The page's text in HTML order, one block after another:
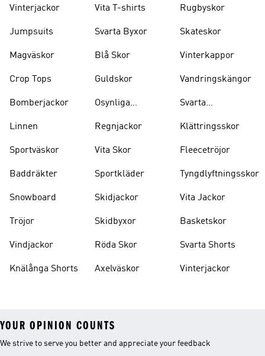
Vinterjackor
Jumpsuits
Magväskor
Crop Tops
Bomberjackor
Linnen
Sportväskor
Baddräkter
Snowboard
Tröjor
Vindjackor
Knälånga Shorts
Vita T-shirts
Svarta Byxor
Blå Skor
Guldskor
Osynliga
Regnjackor
Vita Skor
Sportkläder
Skidjackor
Skidbyxor
Röda Skor
Axelväskor
Rugbyskor
Skateskor
Vinterkappor
Vandringskängor
Svarta
Klättringsskor
Fleecetröjor
Tyngdlyftningsskor
Vita Jackor
Basketskor
Svarta Shorts
Vinterjackor
YOUR OPINION COUNTS
We strive to serve you better and appreciate your feedback